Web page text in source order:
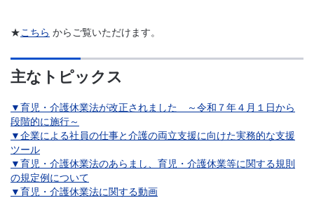
★こちら からご覧いただけます。
主なトピックス
▼育児・介護休業法が改正されました ～令和７年４月１日から
段階的に施行～
▼企業による社員の仕事と介護の両立支援に向けた実務的な支援
ツール
▼育児・介護休業法のあらまし、育児・介護休業等に関する規則
の規定例について
▼育児・介護休業法に関する動画